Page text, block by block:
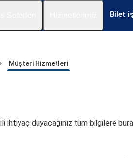
Bilet
Müşteri Hizmetleri
duyacağınız tüm bilgilere